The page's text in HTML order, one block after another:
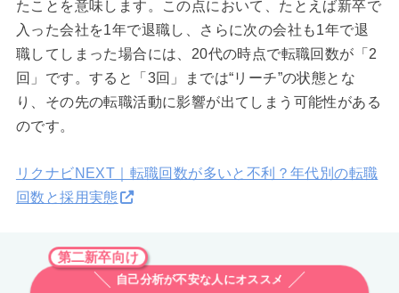
たことを意味します。この点において、たとえば新卒で
入った会社を1年で退職し、さらに次の会社も1年で退
職してしまった場合には、20代の時点で転職回数が「2
回」です。すると「3回」までは“リーチ”の状態とな
り、その先の転職活動に影響が出てしまう可能性がある
のです。
リクナビNEXT｜転職回数が多いと不利？年代別の転職
回数と採用実態
第二新卒向け
自己分析が不安な人にオススメ